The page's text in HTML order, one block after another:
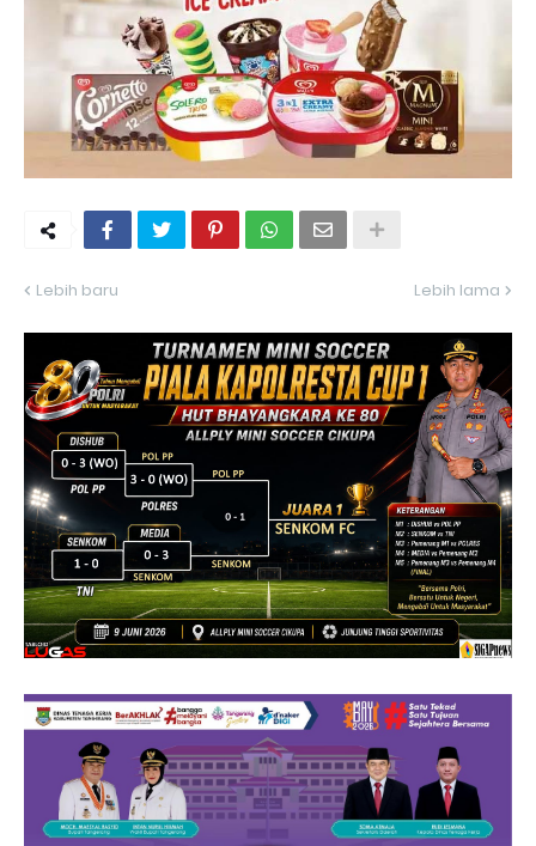
Lebih baru Lebih lama